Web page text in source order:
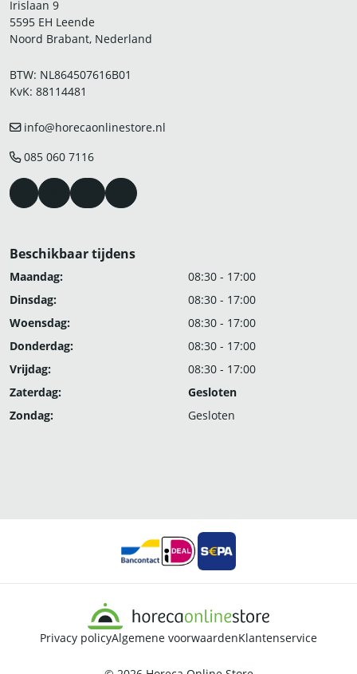
Irislaan 9
5595 EH Leende
Noord Brabant, Nederland
BTW: NL864507616B01
KvK: 88114481
info@horecaonlinestore.nl
085 060 7116
Beschikbaar tijdens
Maandag:
08:30 - 17:00
Dinsdag:
08:30 - 17:00
Woensdag:
08:30 - 17:00
Donderdag:
08:30 - 17:00
Vrijdag:
08:30 - 17:00
Zaterdag:
Gesloten
Zondag:
Gesloten
Privacy policyAlgemene voorwaardenKlantenservice